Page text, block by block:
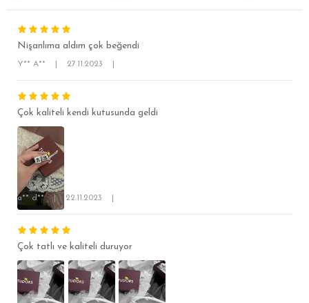
BÜYÜK BEDEN
Nişanlıma aldım çok beğendi
Y** A** 27.11.2023
Çok kaliteli kendi kutusunda geldi
a** d** | 22.11.2023
Çok tatlı ve kaliteli duruyor